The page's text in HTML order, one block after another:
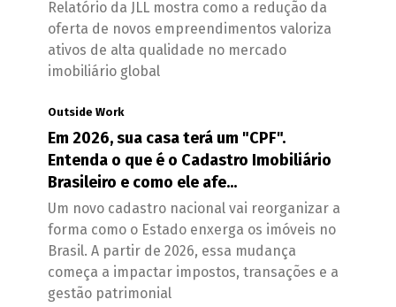
Relatório da JLL mostra como a redução da
oferta de novos empreendimentos valoriza
ativos de alta qualidade no mercado
imobiliário global
Outside Work
Em 2026, sua casa terá um "CPF".
Entenda o que é o Cadastro Imobiliário
Brasileiro e como ele afe...
Um novo cadastro nacional vai reorganizar a
forma como o Estado enxerga os imóveis no
Brasil. A partir de 2026, essa mudança
começa a impactar impostos, transações e a
gestão patrimonial